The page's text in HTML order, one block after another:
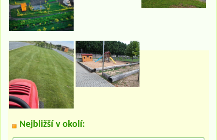
Nejbližší v okolí: